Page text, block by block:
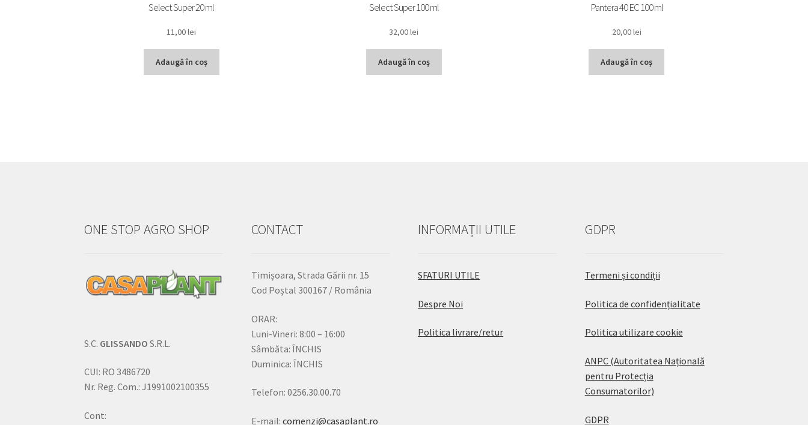
Select Super 20 ml
11,00lei
Adaugă în coș
Select Super 100 ml
32,00lei
Adaugă în coș
Pantera 40 EC 100 ml
20,00lei
Adaugă în coș
ONE STOP AGRO SHOP
S.C. GLISSANDO S.R.L.
CUI: RO 3486720
Nr. Reg. Com.: J1991002100355
Cont:
CONTACT
Timișoara, Strada Gării nr. 15
Cod Poștal 300167 / România
ORAR:
Luni-Vineri: 8:00 – 16:00
Sâmbăta: ÎNCHIS
Duminica: ÎNCHIS
Telefon: 0256.30.00.70
E-mail: comenzi@casaplant.ro
INFORMAȚII UTILE
SFATURI UTILE
Despre Noi
Politica livrare/retur
GDPR
Termeni și condiții
Politica de confidențialitate
Politica utilizare cookie
ANPC (Autoritatea Națională
pentru Protecția
Consumatorilor)
GDPR